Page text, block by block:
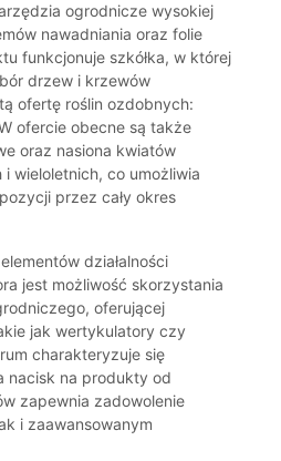
ogrodnicze wysokiej
nawadniania oraz folie
funkcjonuje szkółka, w której
drzew i krzewów
ofertę roślin ozdobnych:
ofercie obecne są także
oraz nasiona kwiatów
wieloletnich, co umożliwia
przez cały okres
działalności
jest możliwość skorzystania
oferującej
jak wertykulatory czy
charakteryzuje się
nacisk na produkty od
zapewnia zadowolenie
i zaawansowanym